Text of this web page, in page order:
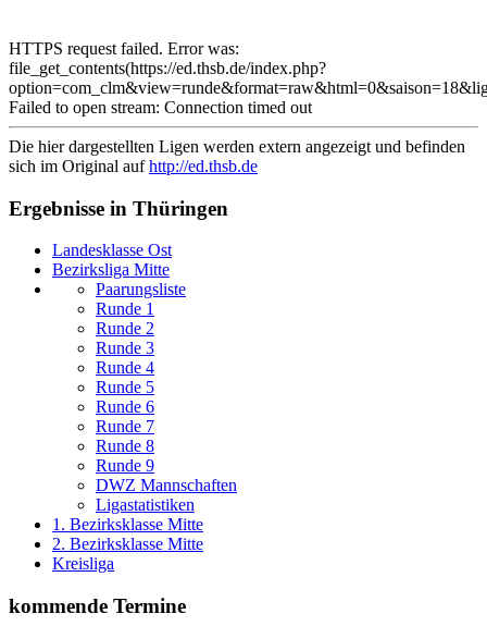
HTTPS request failed. Error was:
file_get_contents(https://ed.thsb.de/index.php?
Failed to open stream: Connection timed out
Die hier dargestellten Ligen werden extern angezeigt und befinden
sich im Original aufhttp://ed.thsb.de
Ergebnisse in Thüringen
Landesklasse Ost
Bezirksliga Mitte
Paarungsliste
Runde 1
Runde 2
Runde 3
Runde 4
Runde 5
Runde 6
Runde 7
Runde 8
Runde 9
DWZ Mannschaften
Ligastatistiken
1. Bezirksklasse Mitte
2. Bezirksklasse Mitte
Kreisliga
kommende Termine